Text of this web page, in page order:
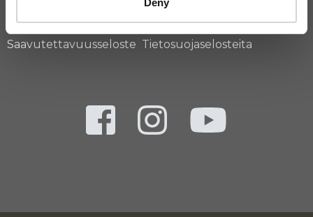
Deny
Saavutettavuusseloste Tietosuojaselosteita